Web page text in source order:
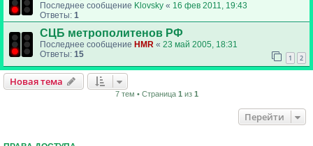
Последнее сообщение Klovsky « 16 фев 2011, 19:43
Ответы: 1
СЦБ метрополитенов РФ
Последнее сообщение HMR « 23 май 2005, 18:31
Ответы: 15 1 2
Новая тема
7 тем • Страница 1 из 1
Перейти